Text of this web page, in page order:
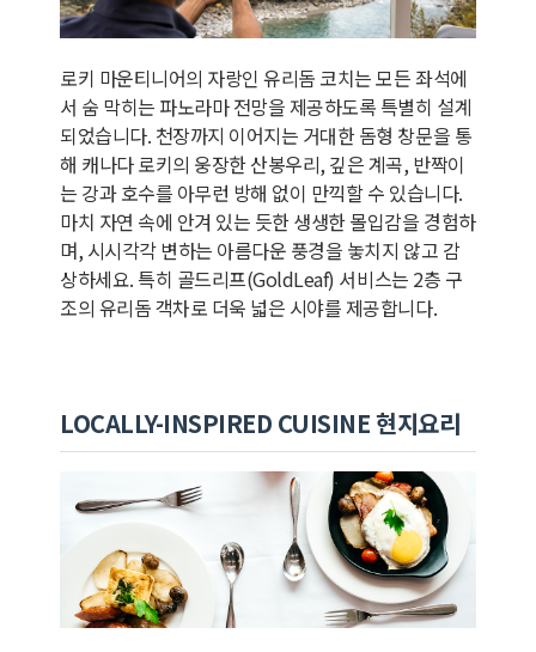
로키 마운티니어의 자랑인 유리돔 코치는 모든 좌석에
서 숨 막히는 파노라마 전망을 제공하도록 특별히 설계
되었습니다. 천장까지 이어지는 거대한 돔형 창문을 통
해 캐나다 로키의 웅장한 산봉우리, 깊은 계곡, 반짝이
는 강과 호수를 아무런 방해 없이 만끽할 수 있습니다.
마치 자연 속에 안겨 있는 듯한 생생한 몰입감을 경험하
며, 시시각각 변하는 아름다운 풍경을 놓치지 않고 감
상하세요. 특히 골드리프(GoldLeaf) 서비스는 2층 구
조의 유리돔 객차로 더욱 넓은 시야를 제공합니다.
LOCALLY-INSPIRED CUISINE 현지요리